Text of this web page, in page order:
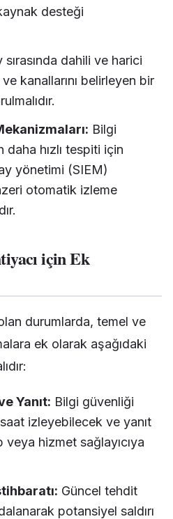
desteği
sırasında dahili ve harici
kanallarını belirleyen bir
Bilgi
daha hızlı tespiti için
yönetimi (SIEM)
otomatik izleme
için Ek
durumlarda, temel ve
ek olarak aşağıdaki
Yanıt: Bilgi güvenliği
izleyebilecek ve yanıt
hizmet sağlayıcıya
Güncel tehdit
potansiyel saldırı